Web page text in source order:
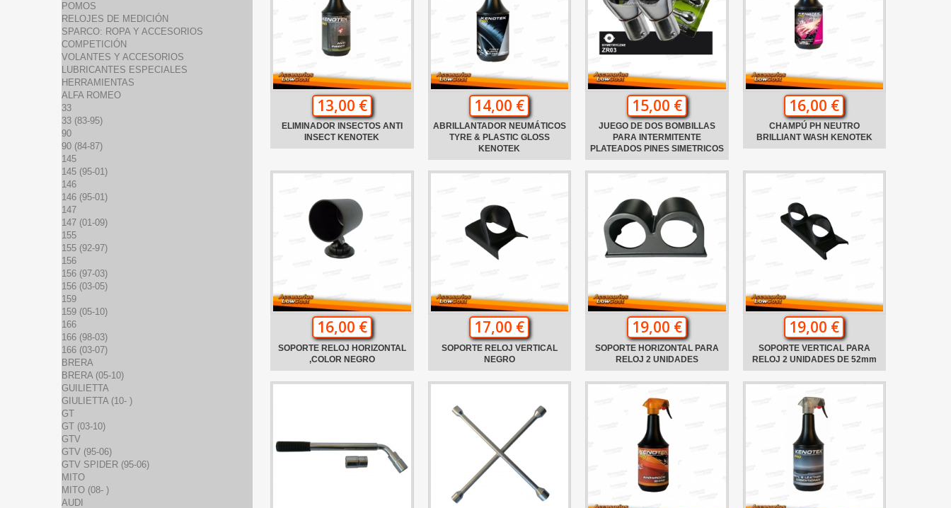
POMOS
RELOJES DE MEDICIÓN
SPARCO: ROPA Y ACCESORIOS
COMPETICIÓN
VOLANTES Y ACCESORIOS
LUBRICANTES ESPECIALES
HERRAMIENTAS
ALFA ROMEO
33
33 (83-95)
90
90 (84-87)
145
145 (95-01)
146
146 (95-01)
147
147 (01-09)
155
155 (92-97)
156
156 (97-03)
156 (03-05)
159
159 (05-10)
166
166 (98-03)
166 (03-07)
BRERA
BRERA (05-10)
GUILIETTA
GIULIETTA (10- )
GT
GT (03-10)
GTV
GTV (95-06)
GTV SPIDER (95-06)
MITO
MITO (08- )
AUDI
13,00 €
ELIMINADOR INSECTOS ANTI
INSECT KENOTEK
14,00 €
ABRILLANTADOR NEUMÁTICOS
TYRE & PLASTIC GLOSS
KENOTEK
15,00 €
JUEGO DE DOS BOMBILLAS
PARA INTERMITENTE
PLATEADOS PINES SIMETRICOS
16,00 €
CHAMPÚ PH NEUTRO
BRILLIANT WASH KENOTEK
16,00 €
SOPORTE RELOJ HORIZONTAL
,COLOR NEGRO
17,00 €
SOPORTE RELOJ VERTICAL
NEGRO
19,00 €
SOPORTE HORIZONTAL PARA
RELOJ 2 UNIDADES
19,00 €
SOPORTE VERTICAL PARA
RELOJ 2 UNIDADES DE 52mm